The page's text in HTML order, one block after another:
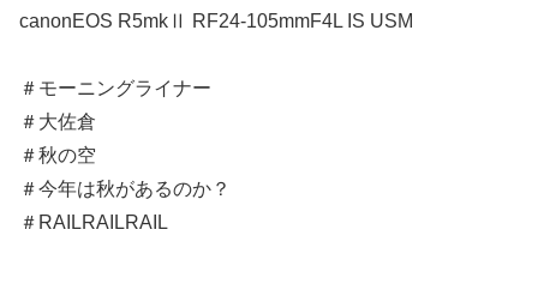
canonEOS R5mkⅡ RF24-105mmF4L IS USM
＃モーニングライナー
＃大佐倉
＃秋の空
＃今年は秋があるのか？
＃RAILRAILRAIL